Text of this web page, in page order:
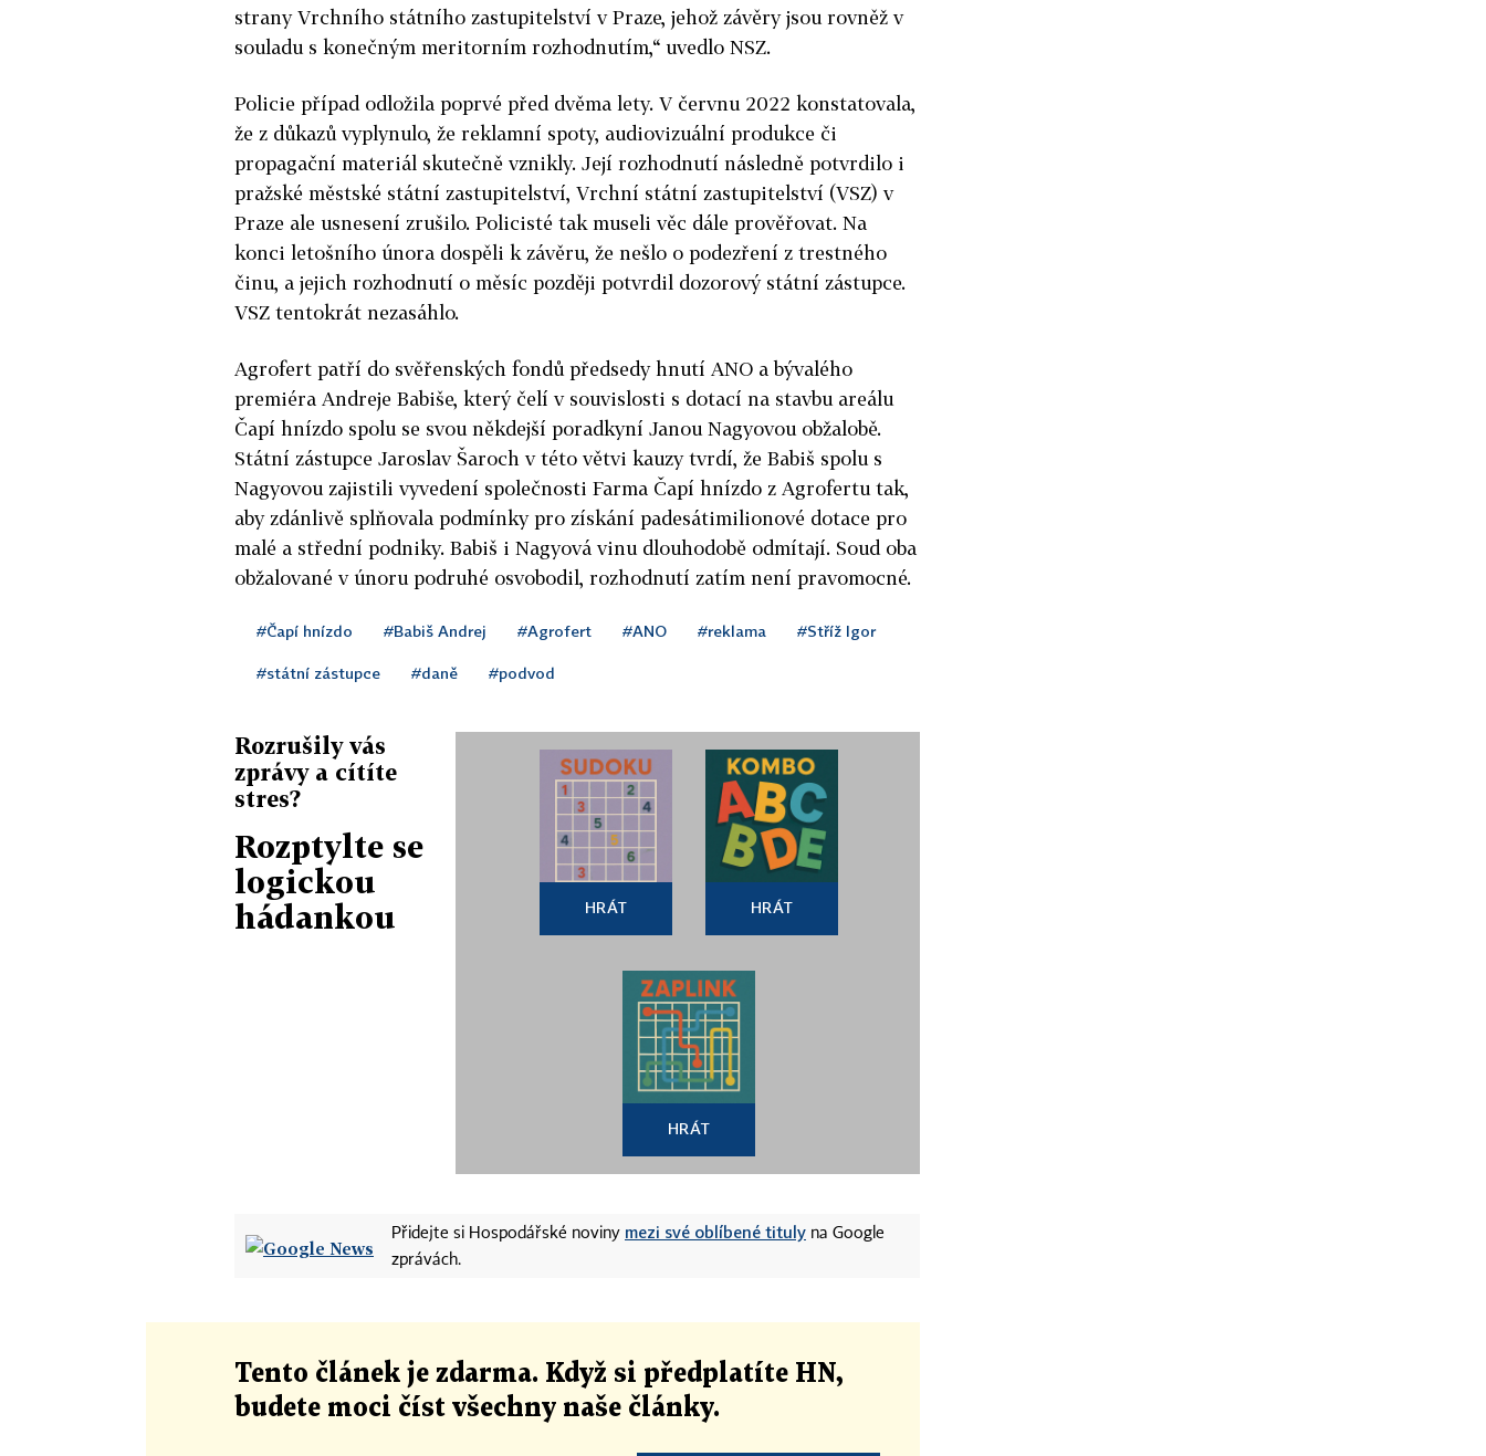
strany Vrchního státního zastupitelství v Praze, jehož závěry jsou rovněž v
souladu s konečným meritorním rozhodnutím,“ uvedlo NSZ.
Policie případ odložila poprvé před dvěma lety. V červnu 2022 konstatovala,
že z důkazů vyplynulo, že reklamní spoty, audiovizuální produkce či
propagační materiál skutečně vznikly. Její rozhodnutí následně potvrdilo i
pražské městské státní zastupitelství, Vrchní státní zastupitelství (VSZ) v
Praze ale usnesení zrušilo. Policisté tak museli věc dále prověřovat. Na
konci letošního února dospěli k závěru, že nešlo o podezření z trestného
činu, a jejich rozhodnutí o měsíc později potvrdil dozorový státní zástupce.
VSZ tentokrát nezasáhlo.
Agrofert patří do svěřenských fondů předsedy hnutí ANO a bývalého
premiéra Andreje Babiše, který čelí v souvislosti s dotací na stavbu areálu
Čapí hnízdo spolu se svou někdejší poradkyní Janou Nagyovou obžalobě.
Státní zástupce Jaroslav Šaroch v této větvi kauzy tvrdí, že Babiš spolu s
Nagyovou zajistili vyvedení společnosti Farma Čapí hnízdo z Agrofertu tak,
aby zdánlivě splňovala podmínky pro získání padesátimilionové dotace pro
malé a střední podniky. Babiš i Nagyová vinu dlouhodobě odmítají. Soud oba
obžalované v únoru podruhé osvobodil, rozhodnutí zatím není pravomocné.
#Čapí hnízdo #Babiš Andrej #Agrofert #ANO #reklama #Stříž Igor
#státní zástupce #daně #podvod
Rozrušily vás
zprávy a cítíte
stres?
Rozptylte se
logickou
hádankou
HRÁT HRÁT
HRÁT
Přidejte si Hospodářské noviny mezi své oblíbené tituly na Google
zprávách.
Tento článek je zdarma. Když si předplatíte HN,
budete moci číst všechny naše články.